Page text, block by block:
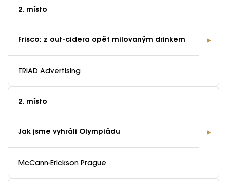
2. místo
Frisco: z out-cidera opět milovaným drinkem
TRIAD Advertising
2. místo
Jak jsme vyhráli Olympiádu
McCann-Erickson Prague